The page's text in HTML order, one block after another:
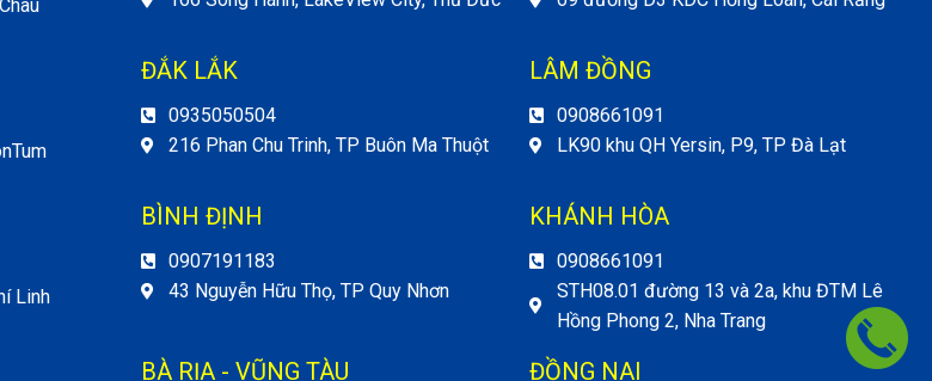
ĐẮK LẮK
0935050504
216 Phan Chu Trinh, TP Buôn Ma Thuột
LÂM ĐỒNG
0908661091
LK90 khu QH Yersin, P9, TP Đà Lạt
Linh
BÌNH ĐỊNH
0907191183
43 Nguyễn Hữu Thọ, TP Quy Nhơn
KHÁNH HÒA
0908661091
STH08.01 đường 13 và 2a, khu ĐTM Lê
Hồng Phong 2, Nha Trang
BÀ RỊA - VŨNG TÀU ĐỒNG NAI